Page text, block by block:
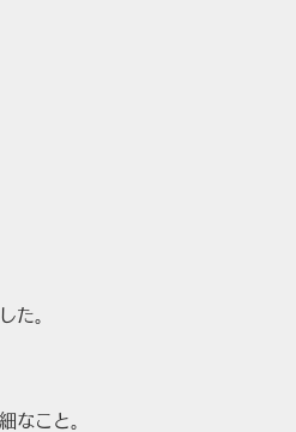
た。
なこと。